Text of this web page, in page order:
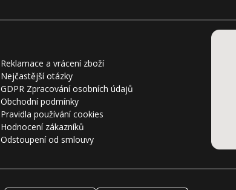
Reklamace a vrácení zboží
Nejčastější otázky
GDPR Zpracování osobních údajů
Obchodní podmínky
Pravidla používání cookies
Hodnocení zákazníků
Odstoupení od smlouvy